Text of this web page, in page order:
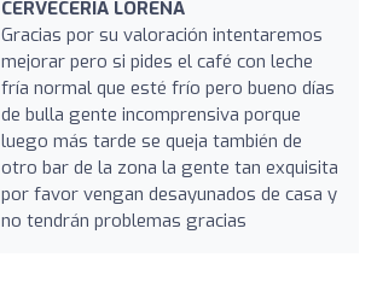
CERVECERIA LORENA
Gracias por su valoración intentaremos
mejorar pero si pides el café con leche
fría normal que esté frío pero bueno días
de bulla gente incomprensiva porque
luego más tarde se queja también de
otro bar de la zona la gente tan exquisita
por favor vengan desayunados de casa y
no tendrán problemas gracias